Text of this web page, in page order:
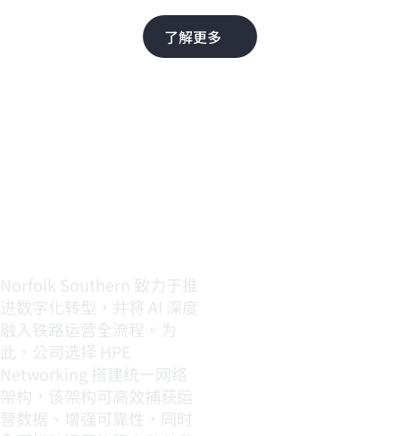
了解更多
Norfolk Southern 致力于推
进数字化转型，并将 AI 深度
融入铁路运营全流程。为
此，公司选择 HPE
Networking 搭建统一网络
架构，该架构可高效捕获运
营数据、增强可靠性，同时